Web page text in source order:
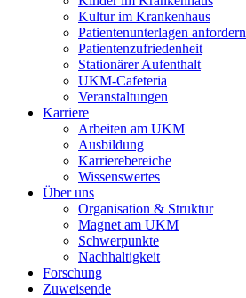
Kultur im Krankenhaus
Patientenunterlagen anfordern
Patientenzufriedenheit
Stationärer Aufenthalt
UKM-Cafeteria
Veranstaltungen
Karriere
Arbeiten am UKM
Ausbildung
Karrierebereiche
Wissenswertes
Über uns
Organisation & Struktur
Magnet am UKM
Schwerpunkte
Nachhaltigkeit
Forschung
Zuweisende